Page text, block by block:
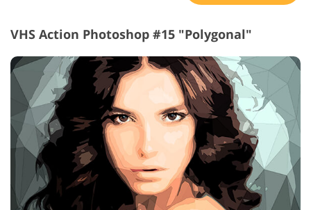
VHS Action Photoshop #15 "Polygonal"